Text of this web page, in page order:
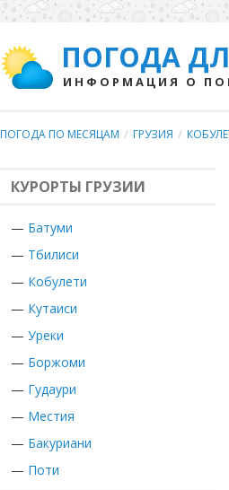
ПОГОДА
ИНФОРМАЦИЯ О
ПОГОДА ПО МЕСЯЦАМ / ГРУЗИЯ /
КУРОРТЫ ГРУЗИИ
— Батуми
— Тбилиси
— Кобулети
— Кутаиси
— Уреки
— Боржоми
— Гудаури
— Местия
— Бакуриани
— Поти